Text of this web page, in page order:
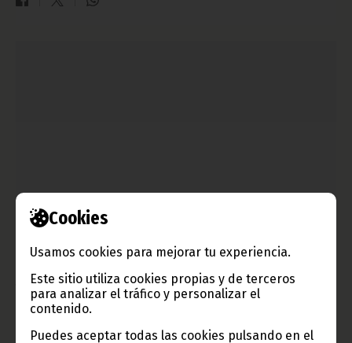
Cookies
Usamos cookies para mejorar tu experiencia.
Este sitio utiliza cookies propias y de terceros
para analizar el tráfico y personalizar el
contenido.
Puedes aceptar todas las cookies pulsando en el
El Director General de Cultura se ha reunido con los
“Expo Shanghai China 2010”
junio 16, 2010
El Director General de Cultura, Rufino Ndong Esono, se ha
reunido hoy día 16 de mayo, en la sala de reuniones del
Ministerio de Información, Cultura y Turismo con los artistas
que representarán a Guinea Ecuatorial en la Expo de Shanghai,